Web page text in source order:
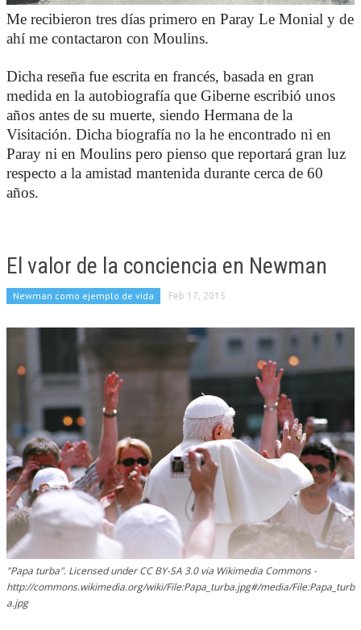
Me recibieron tres días primero en Paray Le Monial y de
ahí me contactaron con Moulins.
Dicha reseña fue escrita en francés, basada en gran
medida en la autobiografía que Giberne escribió unos
años antes de su muerte, siendo Hermana de la
Visitación. Dicha biografía no la he encontrado ni en
Paray ni en Moulins pero pienso que reportará gran luz
respecto a la amistad mantenida durante cerca de 60
años.
El valor de la conciencia en Newman
Newman como ejemplo de vida Feb 17, 2015
"Papa turba". Licensed under CC BY-SA 3.0 via Wikimedia Commons -
http://commons.wikimedia.org/wiki/File:Papa_turba.jpg#/media/File:Papa_turb
a.jpg